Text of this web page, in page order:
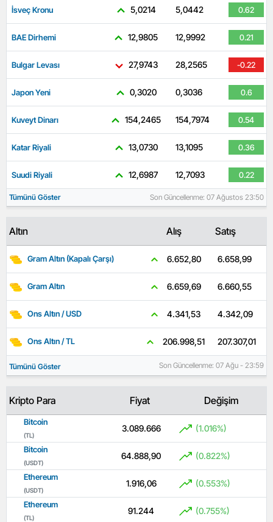
İsveç Kronu 5,0214 5,0442 0.62
BAE Dirhemi 12,9805 12,9992 0.21
Bulgar Levası 27,9743 28,2565 -0.22
Japon Yeni 0,3020 0,3036 0.6
Kuveyt Dinarı 154,2465 154,7974 0.54
Katar Riyali 13,0730 13,1095 0.36
Suudi Riyali 12,6987 12,7093 0.22
Tümünü Göster Son Güncellenme: 07 Ağustos 23:50
Altın Alış Satış
Gram Altın (Kapalı Çarşı) 6.652,80 6.658,99
Gram Altın 6.659,69 6.660,55
Ons Altın / USD 4.341,53 4.342,09
Ons Altın / TL 206.998,51 207.307,01
Tümünü Göster Son Güncellenme: 07 Ağu - 23:59
Kripto Para Fiyat Değişim
Bitcoin
(TL)
3.089.666 (1.016%)
Bitcoin
(USDT)
64.888,90 (0.822%)
Ethereum
(USDT)
1.916,06 (0.553%)
Ethereum
(TL)
91.244 (0.755%)